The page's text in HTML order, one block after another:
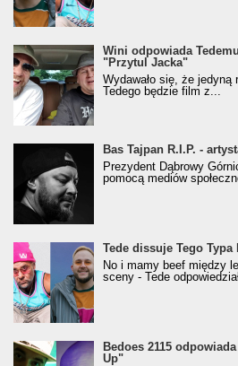
Wini odpowiada
"Przytul Jacka"
Wydawało się, że
Tedego będzie film z...
Bas Tajpan R.I.P. -
Prezydent Dąbrowy
pomocą mediów
Tede dissuje Tego
No i mamy beef między
sceny - Tede
Bedoes 2115
Up"